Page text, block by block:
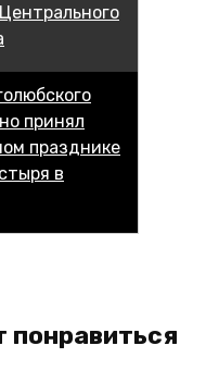
принял
празднике
в